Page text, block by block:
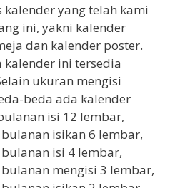
yang telah kami
ini, yakni kalender
dan kalender poster.
ini tersedia
ukuran mengisi
beda ada kalender
isi 12 lembar,
isikan 6 lembar,
isi 4 lembar,
mengisi 3 lembar,